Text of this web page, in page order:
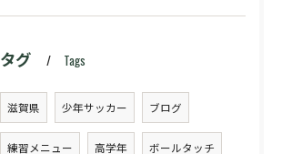
タグ Tags
滋賀県 少年サッカー ブログ
練習メニュー 高学年 ボールタッチ